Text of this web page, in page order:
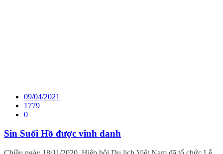
09/04/2021
1779
0
Sin Suối Hồ được vinh danh